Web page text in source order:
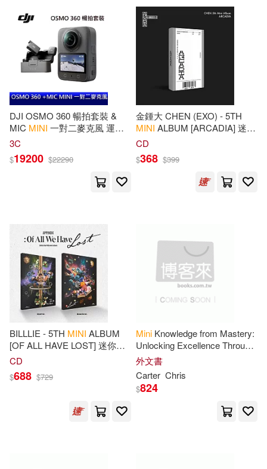
Joshy(562)
James(519)
Prints(467)
Not Available (NA)(244)
Creative Publishing(227)
Browntrout(167)
Guides(149)
Publishing(148) Krylov(144)
Mykola(144)
Willow Creek Press(126)
Print Point(112)
Jumbles(110) Printopia(106)
Cube Entertainment(64)
Ryland Peters & Small(64)
Hachette Book Group(55)
Scholastic Teaching Resources(5
5)
Carson Dellosa Pub Co Inc(49)
Random House UK(48)
Rainbow Bridge World(47)
STARSHIP ENTERTAINMENT(47)
水星外文雜誌(46)
Browntrout Pub(42)
Random House Inc(42)
可海外宅配(22993)
可港澳店取(22651)
可新加坡店取(22355)
一個月內上市新品(311)
本週上市新品(14)
電子書 (可複選)
DJI OSMO 360 暢拍套裝 &
MIC MINI 一對二麥克風 運動
相機 運動攝影機 台灣公司貨
3C
$19200 $22290
金鍾大 CHEN (EXO) - 5TH
MINI ALBUM [ARCADIA] 迷你
五輯 KIWEE ALBUM數位版
CD
$368 $399
BILLLIE - 5TH MINI ALBUM
[OF ALL HAVE LOST] 迷你五
輯 版本隨機 (韓國進口版)
CD
$688 $729
Mini Knowledge from Mastery:
Unlocking Excellence Through
Dedication and Growth
外文書
Carter Chris
$824